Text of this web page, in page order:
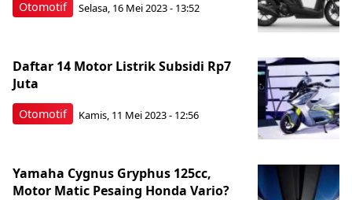
Otomotif Selasa, 16 Mei 2023 - 13:52
Otomotif
Daftar 14 Motor Listrik Subsidi Rp7
Juta
Kamis, 11 Mei 2023 - 12:56
Yamaha Cygnus Gryphus 125cc,
Motor Matic Pesaing Honda Vario?